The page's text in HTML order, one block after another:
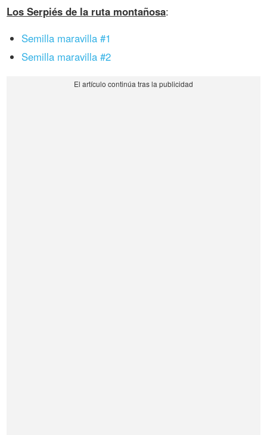
Los Serpiés de la ruta montañosa:
Semilla maravilla #1
Semilla maravilla #2